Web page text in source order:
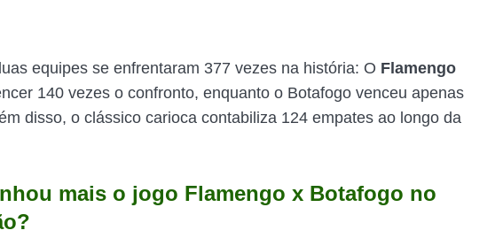
equipes se enfrentaram 377 vezes na história: O Flamengo
140 vezes o confronto, enquanto o Botafogo venceu apenas
disso, o clássico carioca contabiliza 124 empates ao longo da
mais o jogo Flamengo x Botafogo no